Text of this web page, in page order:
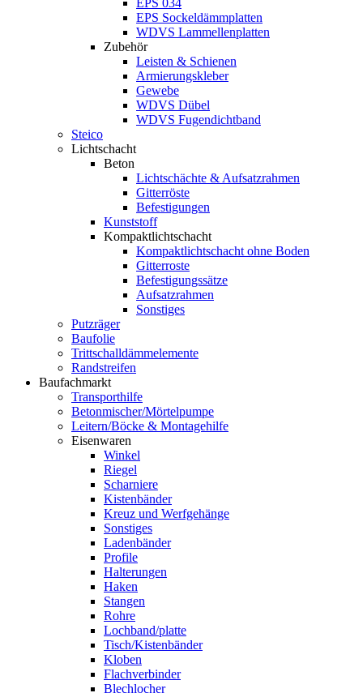
EPS 034
EPS Sockeldämmplatten
WDVS Lammellenplatten
Zubehör
Leisten & Schienen
Armierungskleber
Gewebe
WDVS Dübel
WDVS Fugendichtband
Steico
Lichtschacht
Beton
Lichtschächte & Aufsatzrahmen
Gitterröste
Befestigungen
Kunststoff
Kompaktlichtschacht
Kompaktlichtschacht ohne Boden
Gitterroste
Befestigungssätze
Aufsatzrahmen
Sonstiges
Putzräger
Baufolie
Trittschalldämmelemente
Randstreifen
Baufachmarkt
Transporthilfe
Betonmischer/Mörtelpumpe
Leitern/Böcke & Montagehilfe
Eisenwaren
Winkel
Riegel
Scharniere
Kistenbänder
Kreuz und Werfgehänge
Sonstiges
Ladenbänder
Profile
Halterungen
Haken
Stangen
Rohre
Lochband/platte
Tisch/Kistenbänder
Kloben
Flachverbinder
Blechlocher